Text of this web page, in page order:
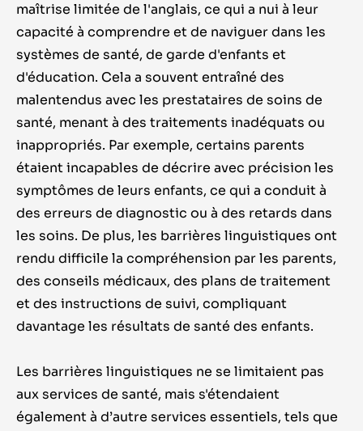
maîtrise limitée de l'anglais, ce qui a nui à leur
capacité à comprendre etde naviguerdans les
systèmes de santé, de garde d'enfants et
d'éducation. Cela a souvent entraîné des
malentendus avec les prestataires de soins de
santé, menantà des traitements inadéquats ou
inappropriés. Par exemple, certains parents
étaientincapables de décrire avec précision les
symptômes de leurs enfants, ce qui a conduit à
des erreurs de diagnostic ou à des retards dans
les soins. De plus, les barrières linguistiques ont
rendu difficile la compréhension par les parents,
des conseils médicaux, des plans de traitement
et des instructions de suivi, compliquant
davantage les résultats de santé des enfants.
Les barrières linguistiques ne se limitaient pas
aux services de santé, mais s'étendaient
également à d’autre services essentiels, tels que